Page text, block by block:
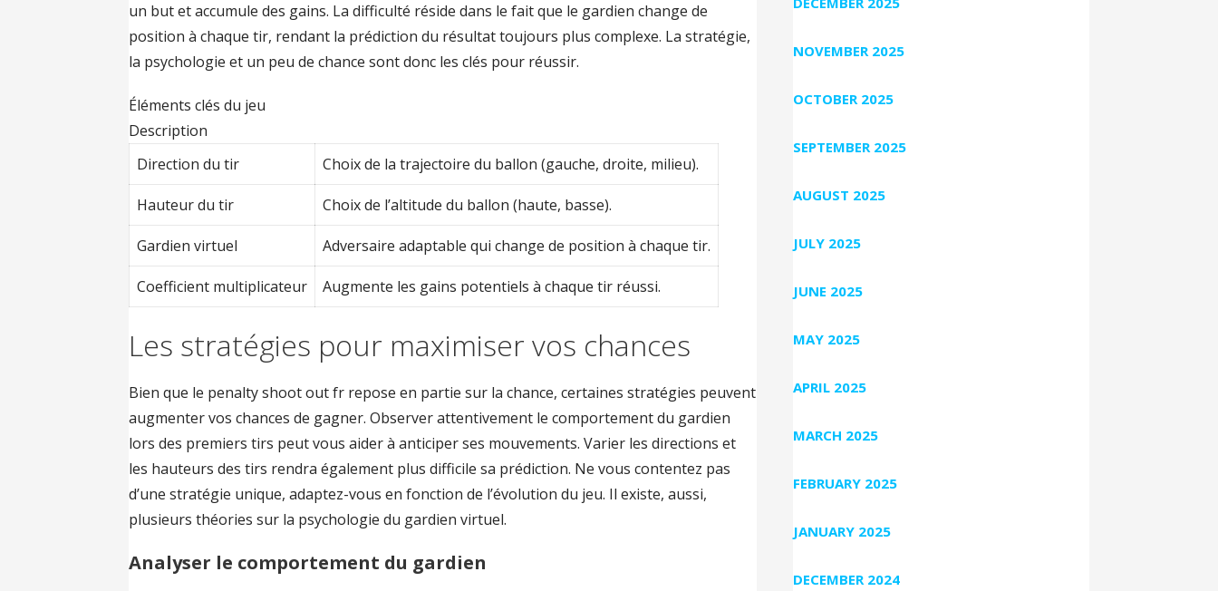
un but et accumule des gains. La difficulté réside dans le fait que le gardien change de
position à chaque tir, rendant la prédiction du résultat toujours plus complexe. La stratégie,
la psychologie et un peu de chance sont donc les clés pour réussir.
Éléments clés du jeu
Description
Direction du tir
Choix de la trajectoire du ballon (gauche, droite, milieu).
Hauteur du tir Choix de l’altitude du ballon (haute, basse).
Gardien virtuel Adversaire adaptable qui change de position à chaque tir.
Coefficient multiplicateur Augmente les gains potentiels à chaque tir réussi.
Les stratégies pour maximiser vos chances
Bien que le penalty shoot out fr repose en partie sur la chance, certaines stratégies peuvent
augmenter vos chances de gagner. Observer attentivement le comportement du gardien
lors des premiers tirs peut vous aider à anticiper ses mouvements. Varier les directions et
les hauteurs des tirs rendra également plus difficile sa prédiction. Ne vous contentez pas
d’une stratégie unique, adaptez-vous en fonction de l’évolution du jeu. Il existe, aussi,
plusieurs théories sur la psychologie du gardien virtuel.
Analyser le comportement du gardien
NOVEMBER 2025
OCTOBER 2025
SEPTEMBER 2025
AUGUST 2025
JULY 2025
JUNE 2025
MAY 2025
APRIL 2025
MARCH 2025
FEBRUARY 2025
JANUARY 2025
DECEMBER 2024